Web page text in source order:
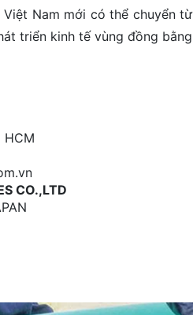
Nam mới có thể chuyển
triển kinh tế vùng đồng
HCM
CO.,LTD